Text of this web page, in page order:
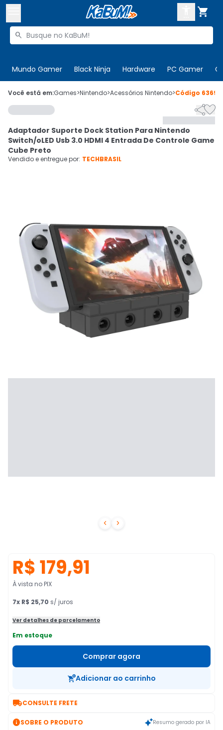

Buscar produtos

Mundo Gamer Black Ninja Hardware PC Gamer
 Olá. Acesse sua conta
 Departamentos
Cupons
Mais Vendidos
CADASTRE-SE
Você está em:Games>Nintendo>Acessórios Nintendo>Código
 

Adaptador Suporte Dock Station Para Nintendo
Switch/oLED Usb 3.0 HDMI 4 Entrada De Controle Game
Cube Preto
Vendido e entregue por: TECHBRASIL
R$ 179,91
À vista no PIX
7x R$ 25,70 s/ juros
Ver detalhes de parcelamento
Em estoque
Comprar agora
Adicionar ao carrinho
CONSULTE FRETE
SOBRE O PRODUTO Resumo gerado por IA